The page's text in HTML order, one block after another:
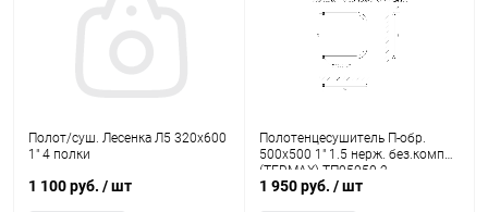
Полот/суш. Лесенка Л5 320х600
1" 4 полки
1 100 руб. / шт
Полотенцесушитель П-обр.
500х500 1" 1.5 нерж. без.компл
(TERMAX) ТП05050-2
1 950 руб. / шт